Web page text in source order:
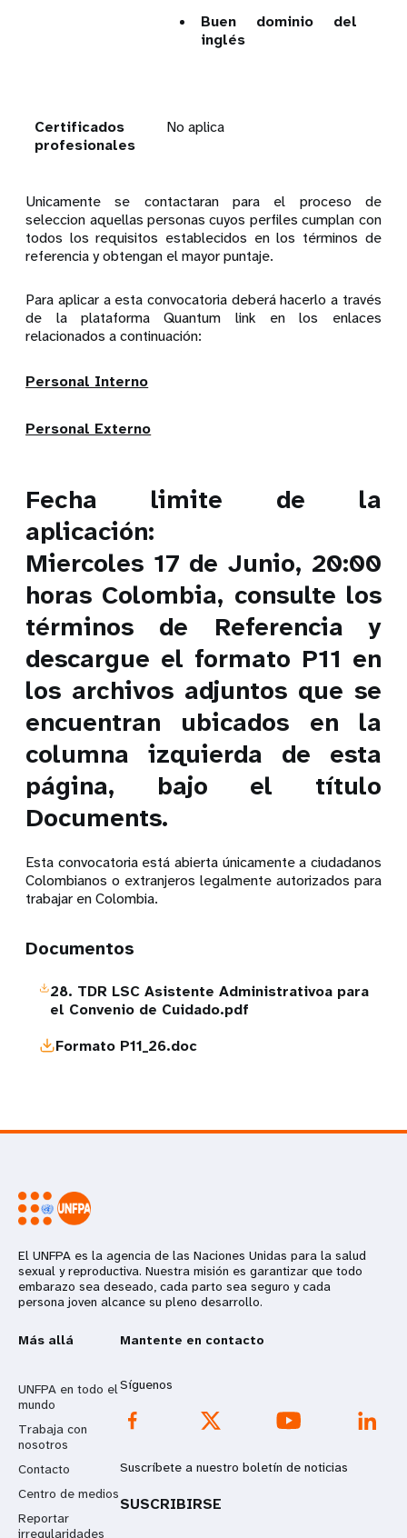
Buen dominio del
inglés
Certificados
profesionales
No aplica
Unicamente se contactaran para el proceso de
seleccion aquellas personas cuyos perfiles cumplan con
todos los requisitos establecidos en los términos de
referencia y obtengan el mayor puntaje.
Para aplicar a esta convocatoria deberá hacerlo a través
de la plataforma Quantum link en los enlaces
relacionados a continuación:
Personal Interno
Personal Externo
Fecha limite de la
aplicación:
Miercoles 17 de Junio, 20:00
horas Colombia, consulte los
términos de Referencia y
descargue el formato P11 en
los archivos adjuntos que se
encuentran ubicados en la
columna izquierda de esta
página, bajo el título
Documents.
Esta convocatoria está abierta únicamente a ciudadanos
Colombianos o extranjeros legalmente autorizados para
trabajar en Colombia.
Documentos
28. TDR LSC Asistente Administrativoa para
el Convenio de Cuidado.pdf
Formato P11_26.doc
El UNFPA es la agencia de las Naciones Unidas para la salud
sexual y reproductiva. Nuestra misión es garantizar que todo
embarazo sea deseado, cada parto sea seguro y cada
persona joven alcance su pleno desarrollo.
Más allá
UNFPA en todo el
mundo
Trabaja con
nosotros
Contacto
Centro de medios
Reportar
irregularidades
Mantente en contacto
Síguenos
Suscríbete a nuestro boletín de noticias
SUSCRIBIRSE